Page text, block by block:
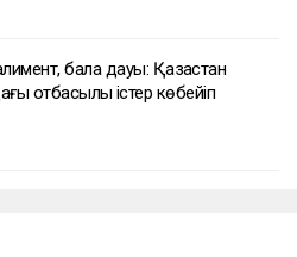
бала дауы: Қазақстан
отбасылық істер көбейіп